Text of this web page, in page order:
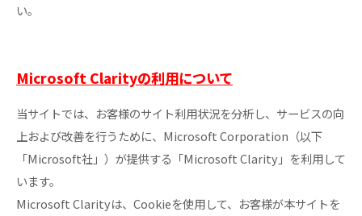
い。
Microsoft Clarityの利用について
当サイトでは、お客様のサイト利用状況を分析し、サービスの向
上および改善を行うために、Microsoft Corporation（以下
「Microsoft社」）が提供する「Microsoft Clarity」を利用して
います。
Microsoft Clarityは、Cookieを使用して、お客様が本サイトを